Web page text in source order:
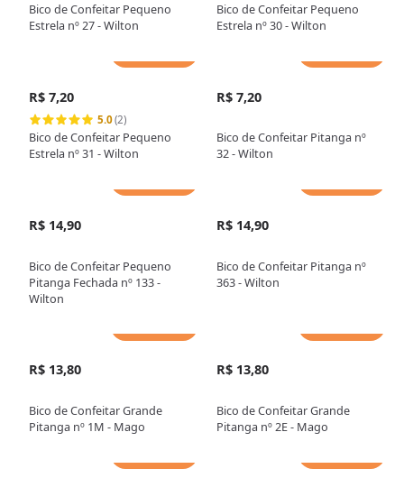
Bico de Confeitar Pequeno
Estrela nº 27 - Wilton
Bico de Confeitar Pequeno
Estrela nº 30 - Wilton
R$ 7,20
5.0(2)
Bico de Confeitar Pequeno
Estrela nº 31 - Wilton
R$ 7,20
Bico de Confeitar Pitanga nº
32 - Wilton
R$ 14,90
Bico de Confeitar Pequeno
Pitanga Fechada nº 133 -
Wilton
R$ 14,90
Bico de Confeitar Pitanga nº
363 - Wilton
R$ 13,80
Bico de Confeitar Grande
Pitanga nº 1M - Mago
R$ 13,80
Bico de Confeitar Grande
Pitanga nº 2E - Mago